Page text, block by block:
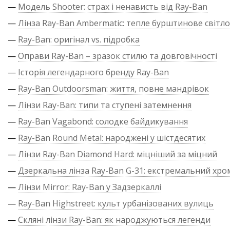
— Модель Shooter: страх і ненависть від Ray-Ban
—Лінза Ray-Ban Ambermatic: тепле бурштинове світло
— Ray-Ban: оригінал vs. підробка
—Оправи Ray-Ban – зразок стилю та довговічності
— Історія легендарного бренду Ray-Ban
— Ray-Ban Outdoorsman: життя, повне мандрівок
—Лінзи Ray-Ban: типи та ступені затемнення
— Ray-Ban Vagabond: солодке байдикування
— Ray-Ban Round Metal: народжені у шістдесятих
—Лінзи Ray-Ban Diamond Hard: міцніший за міцний
—Дзеркальна лінза Ray-Ban G-31: екстремальний
—Лінзи Mirror: Ray-Ban у Задзеркаллі
— Ray-Ban Highstreet: культ урбанізованих вулиць
—Скляні лінзи Ray-Ban: як народжуються легенди